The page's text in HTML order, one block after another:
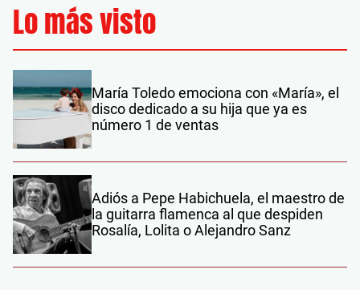
Lo más visto
María Toledo emociona con «María», el
disco dedicado a su hija que ya es
número 1 de ventas
Adiós a Pepe Habichuela, el maestro de
la guitarra flamenca al que despiden
Rosalía, Lolita o Alejandro Sanz